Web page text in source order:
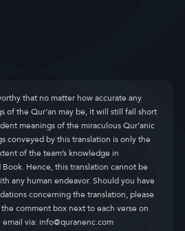
that no matter how accurate any
of the Qur’an may be, it will still fall short
meanings of the miraculous Qur’anic
conveyed by this translation is only the
of the team’s knowledge in
Hence, this translation cannot be
any human endeavor. Should you have
concerning the translation, please
comment box next to each verse on
via:info@quranenc.com